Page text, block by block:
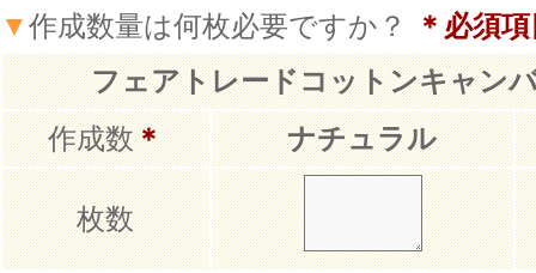
▼作成数量は何枚必要ですか？
＊必須
フェアトレードコットンキャン
作成数＊ ナチュラル
枚数